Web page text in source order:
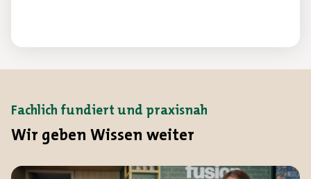
Wir geben Wissen weiter
Fachlich fundiert und praxisnah